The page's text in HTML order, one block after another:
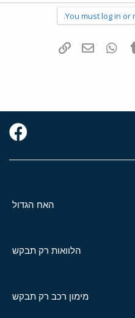
You must log in or
Tumblr
WhatsAppדואר אלקטרוני
האח הגדול
הלוואות רק תבקש
מימון רכב רק תבקש